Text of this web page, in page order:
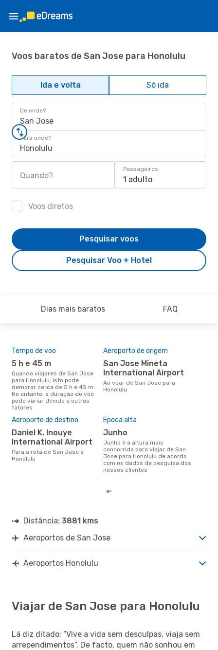
Voos baratos de San Jose para Honolulu
Ida e volta Só ida
De onde?
San Jose
Para onde?
Honolulu
Quando?
Passageiros
1 adulto
Voos diretos
Pesquisar Voo + Hotel
Pesquisar voos
Dias mais baratos FAQ
Tempo de voo
5 h e 45 m
Quando viajares de San Jose
para Honolulu, isto pode
demorar cerca de 5 h e 45 m.
No entanto, a duração do voo
pode variar devido a outros
fatores
Aeroporto de origem
San Jose Mineta
International Airport
Ao voar de San Jose para
Honolulu
Aeroporto de destino
Daniel K. Inouye
International Airport
Para a rota de San Jose a
Honolulu
Época alta
junho
junho é a altura mais
concorrida para viajar de San
Jose para Honolulu de acordo
com os dados de pesquisa dos
nossos clientes
Distância: 3881 kms
Aeroportos de San Jose
Aeroportos Honolulu
Viajar de San Jose para Honolulu
Lá diz ditado: “Vive a vida sem desculpas, viaja sem
arrependimentos”. De facto, quem não sonhou em